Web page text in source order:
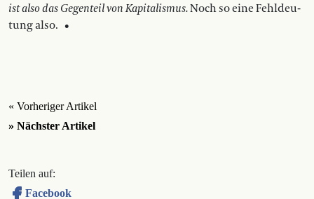
ist also das Gegenteil von Ka­pitalismus.Noch so eine Fehldeu-
tung also. •
« Vorheriger Artikel
» Nächster Artikel
Teilen auf:
Facebook